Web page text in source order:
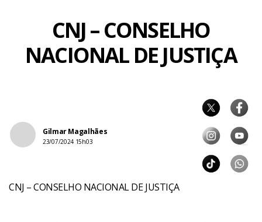
CNJ – CONSELHO
NACIONAL DE JUSTIÇA
Gilmar Magalhães
23/07/2024 15h03
CNJ – CONSELHO NACIONAL DE JUSTIÇA